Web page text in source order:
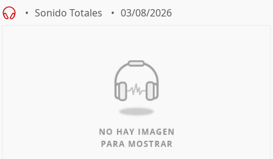
Sonido Totales 03/08/2026